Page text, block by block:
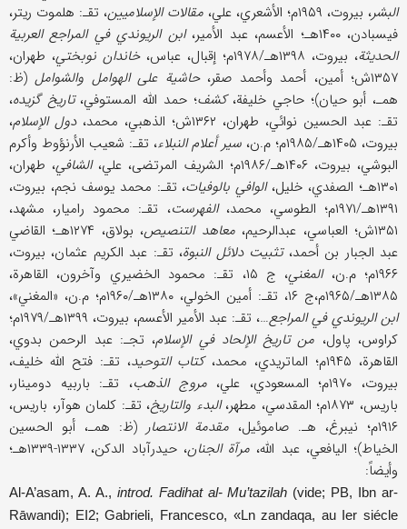
البشر، بیروت، ۱۹۵۹م؛ الأشعري، علي، مقالات الإسلامیین، تقـ: هلموت ریتر،
فیسبادن، ۱۴۰۰هـ؛ الأعسم، عبد الأمیر،
ابن الریوندي في المراجع العربیة
الحدیثة، بیروت، ۱۳۹۸هـ/۱۹۷۸م؛ إقبال، عباس، خاندان نوبختي، طهران،
۱۳۵۷ش؛ أمین، أحمد وأحمد صقر،
حاشیة علی الهوامل والشوامل(ظ:
همـ، أبو حیان)؛ حاجي خلیفة،كشف؛ حمد الله المستوفي،تاریخ گزیده،
تقـ: عبد الحسین نوائي، طهران، ۱۳۶۲ش؛ الذهبي، محمد،
دول الإسلام،
بیروت، ۱۴۰۵هـ/۱۹۸۵م؛ م.ن،
سیر أعلام النبلاء، تقـ: شعیب الأرنؤوط وأكرم
البوشي، بیروت، ۱۴۰۶هـ/۱۹۸۶م؛ الشریف المرتضی، علي،
الشافي، طهران،
۱۳۰۱هـ؛ الصفدي، خلیل،
الوافي بالوفیات، تقـ: محمد یوسف نجم، بیروت،
۱۳۹۱هـ/۱۹۷۱م؛ الطوسي، محمد،
الفهرست، تقـ: محمود رامیار، مشهد،
۱۳۵۱ش؛ العباسي، عبدالرحیم،
معاهد التنصیص
، بولاق، ۱۲۷۴هـ؛ القاضي
عبد الجبار بن أحمد،تثبیت دلائل النبوة، تقـ: عبد الكریم عثمان، بیروت،
۱۹۶۶م؛ م.ن،
المغني
، ج ۱۵، تقـ: محمود الخضیري وآخرون، القاهرة،
۱۳۸۵هـ/۱۹۶۵م،ج ۱۶، تقـ: أمین الخولي، ۱۳۸۰هـ/۱۹۶۰م؛ م.ن، «المغني»،
ابن الریوندي في المراجع…
، تقـ: عبد الأمیر الأعسم، بیروت، ۱۳۹۹هـ/۱۹۷۹م؛
كراوس، پاول، من تاریخ الإلحاد في الإسلام، تجـ: عبد الرحمن بدوي،
القاهرة، ۱۹۴۵م؛ الماتریدي، محمد،
كتاب التوحید، تقـ: فتح ‌الله خلیف،
بیروت، ۱۹۷۰م؛ المسعودي، علي،
مروج الذهب، تقـ: باربیه دومینار،
باریس، ۱۸۷۳م؛ المقدسي، مطهر،
البدء والتاریخ، تقـ: كلمان هوآر، باریس،
۱۹۱۶م؛ نیبرغ، هـ. صاموئیل،
مقدمة الانتصار (ظ: همـ، أبو الحسين
الخیاط)؛ الیافعي، عبد الله، مرآة الجنان
، حیدرآباد الدكن، ۱۳۳۷-۱۳۳۹هـ؛
وأیضاً:
Al-A’asam, A. A., introd. Fadihat al- Mu’tazilah (vide; PB, Ibn ar-
Rāwandi); EI2; Gabrieli, Francesco, «Ln zandaqa, au Ier siécle